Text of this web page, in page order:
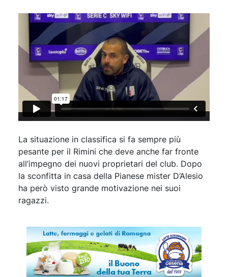
La situazione in classifica si fa sempre più
pesante per il Rimini che deve anche far fronte
all’impegno dei nuovi proprietari del club. Dopo
la sconfitta in casa della Pianese mister D’Alesio
ha però visto grande motivazione nei suoi
ragazzi.